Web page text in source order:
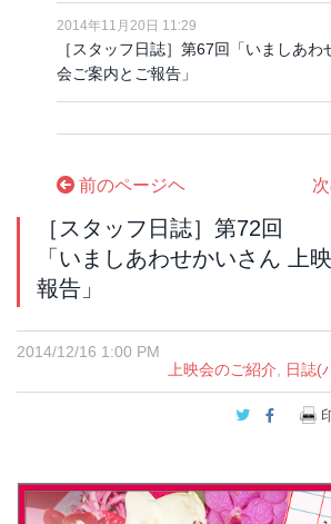
2014年11月20日 11:29
［スタッフ日誌］第67回「いましあ
会ご案内とご報告」
前のページヘ
［スタッフ日誌］第72回
「いましあわせかいさん 上
報告」
2014/12/16 1:00 PM
上映会のご紹介
日誌(
Twitter